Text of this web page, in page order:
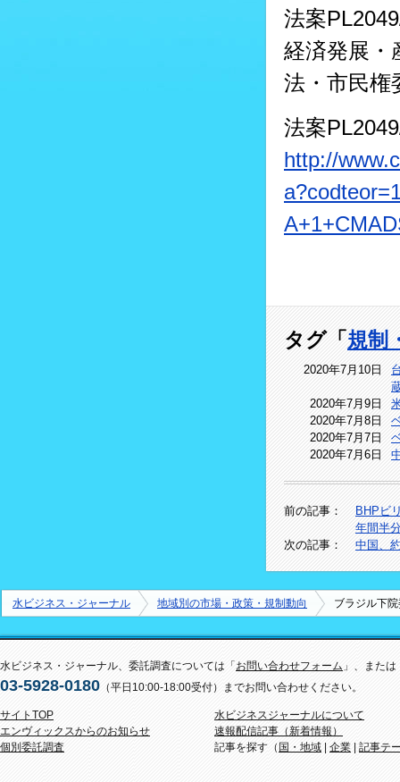
法案
経済発展・
法・市民権
法案
http://
タグ「規制
2020年7月10日
2020年7月9日
2020年7月8日
2020年7月7日
2020年7月6日
前の記事：
BHPビ
年間半
次の記事：
中国、
水ビジネス・ジャーナル 地域別の市場・政策・規制動向 ブラジル下
水ビジネス・ジャーナル、委託調査については「お問い合わせフォーム 」、または
03-5928-0180 （平日10:00-18:00受付）までお問い合わせください。
サイトTOP
エンヴィックスからのお知らせ
個別委託調査
水ビジネスジャーナルについて
速報配信記事（新着情報）
記事を探す（ 国・地域 | 企業 | 記事テ